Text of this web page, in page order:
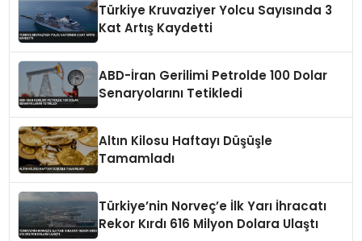
Türkiye Kruvaziyer Yolcu Sayısında 3
Kat Artış Kaydetti
ABD-İran Gerilimi Petrolde 100 Dolar
Senaryolarını Tetikledi
Altın Kilosu Haftayı Düşüşle
Tamamladı
Türkiye’nin Norveç’e İlk Yarı İhracatı
Rekor Kırdı 616 Milyon Dolara Ulaştı